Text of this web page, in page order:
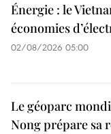
Énergie : le
économies
02/08/2026 05:00
Le géoparc
Nong prépare sa